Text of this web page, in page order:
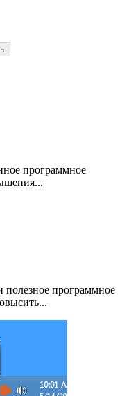
программное
полезное программное